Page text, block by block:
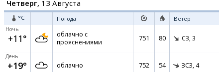
Четверг, 13 Августа
°C Погода Ветер
Ночь
+11°
облачно с
прояснениями
751 80 СЗ, 3
День
+19° облачно 752 54 ЗСЗ, 4